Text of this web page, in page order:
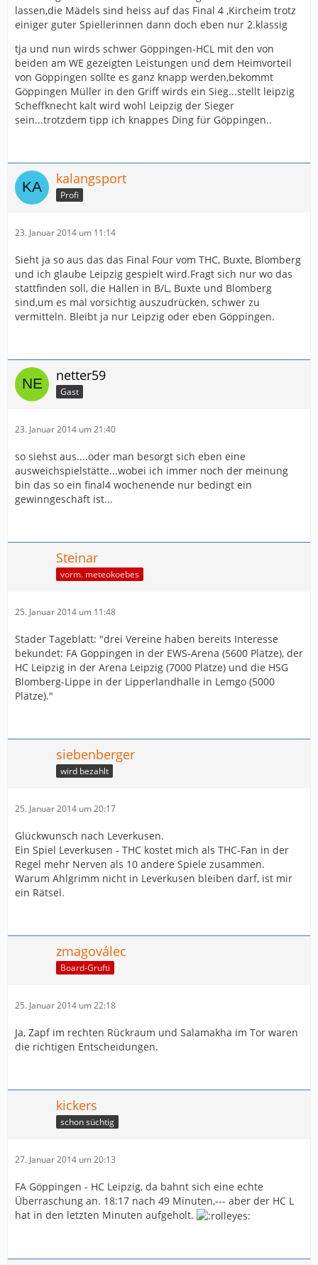
lassen,die Mädels sind heiss auf das Final 4 ,Kircheim trotz
einiger guter Spiellerinnen dann doch eben nur 2.klassig
tja und nun wirds schwer Göppingen-HCL mit den von
beiden am WE gezeigten Leistungen und dem Heimvorteil
von Göppingen sollte es ganz knapp werden,bekommt
Göppingen Müller in den Griff wirds ein Sieg...stellt leipzig
Scheffknecht kalt wird wohl Leipzig der Sieger
sein...trotzdem tipp ich knappes Ding für Göppingen..
kalangsport
Profi
23. Januar 2014 um 11:14
Sieht ja so aus das das Final Four vom THC, Buxte, Blomberg
und ich glaube Leipzig gespielt wird.Fragt sich nur wo das
stattfinden soll, die Hallen in B/L, Buxte und Blomberg
sind,um es mal vorsichtig auszudrücken, schwer zu
vermitteln. Bleibt ja nur Leipzig oder eben Göppingen.
netter59
Gast
23. Januar 2014 um 21:40
so siehst aus....oder man besorgt sich eben eine
ausweichspielstätte...wobei ich immer noch der meinung
bin das so ein final4 wochenende nur bedingt ein
gewinngeschäft ist...
Steinar
vorm. meteokoebes
25. Januar 2014 um 11:48
Stader Tageblatt: "drei Vereine haben bereits Interesse
bekundet: FA Göppingen in der EWS-Arena (5600 Plätze), der
HC Leipzig in der Arena Leipzig (7000 Plätze) und die HSG
Blomberg-Lippe in der Lipperlandhalle in Lemgo (5000
Plätze)."
siebenberger
wird bezahlt
25. Januar 2014 um 20:17
Glückwunsch nach Leverkusen.
Ein Spiel Leverkusen - THC kostet mich als THC-Fan in der
Regel mehr Nerven als 10 andere Spiele zusammen.
Warum Ahlgrimm nicht in Leverkusen bleiben darf, ist mir
ein Rätsel.
zmagoválec
Board-Grufti
25. Januar 2014 um 22:18
Ja, Zapf im rechten Rückraum und Salamakha im Tor waren
die richtigen Entscheidungen.
kickers
schon süchtig
27. Januar 2014 um 20:13
FA Göppingen - HC Leipzig, da bahnt sich eine echte
Überraschung an. 18:17 nach 49 Minuten,--- aber der HC L
hat in den letzten Minuten aufgeholt.